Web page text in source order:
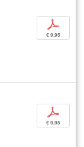
p
€ 9,95
p
€ 9,95